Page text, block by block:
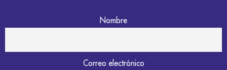
Nombre
Correo electrónico